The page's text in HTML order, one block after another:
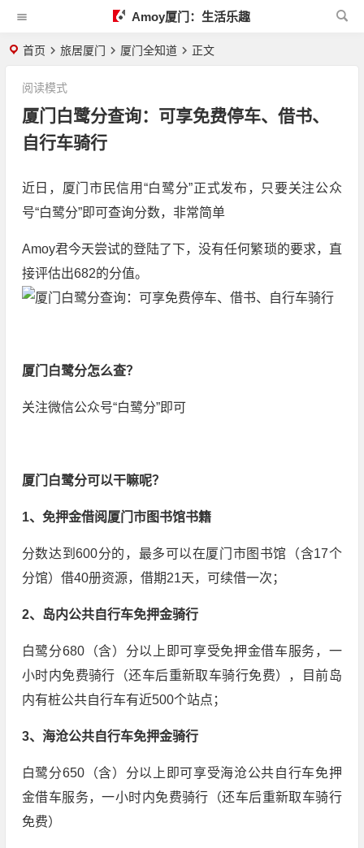
Amoy厦门：生活乐趣
首页 旅居厦门 厦门全知道 正文
厦门白鹭分查询：可享免费停车、借书、
自行车骑行
阅读模式
近日，厦门市民信用“白鹭分”正式发布，只要关注公众
号“白鹭分”即可查询分数，非常简单
Amoy君今天尝试的登陆了下，没有任何繁琐的要求，直
接评估出682的分值。
厦门白鹭分怎么查？
关注微信公众号“白鹭分”即可
厦门白鹭分可以干嘛呢？
1、免押金借阅厦门市图书馆书籍
分数达到600分的，最多可以在厦门市图书馆（含17个
分馆）借40册资源，借期21天，可续借一次；
2、岛内公共自行车免押金骑行
白鹭分680（含）分以上即可享受免押金借车服务，一
小时内免费骑行（还车后重新取车骑行免费），目前岛
内有桩公共自行车有近500个站点；
3、海沧公共自行车免押金骑行
白鹭分650（含）分以上即可享受海沧公共自行车免押
金借车服务，一小时内免费骑行（还车后重新取车骑行
免费）